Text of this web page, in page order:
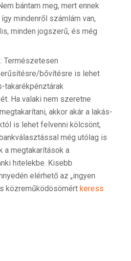
bántam meg, mert ennek
mindenről számlám van,
minden jogszerű, és még
: Természetesen
bővítésre is lehet
takarékpénztárak
Ha valaki nem szeretne
akkor akár a lakás-
is lehet felvenni kölcsönt,
még utólag is
a megtakarítások a
hitelekbe. Kisebb
elérhető az „ingyen
közreműködösömért keress